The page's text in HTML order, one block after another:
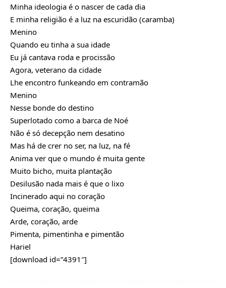
Minha ideologia é o nascer de cada dia
E minha religião é a luz na escuridão (caramba)
Menino
Quando eu tinha a sua idade
Eu já cantava roda e procissão
Agora, veterano da cidade
Lhe encontro funkeando em contramão
Menino
Nesse bonde do destino
Superlotado como a barca de Noé
Não é só decepção nem desatino
Mas há de crer no ser, na luz, na fé
Anima ver que o mundo é muita gente
Muito bicho, muita plantação
Desilusão nada mais é que o lixo
Incinerado aqui no coração
Queima, coração, queima
Arde, coração, arde
Pimenta, pimentinha e pimentão
Hariel
[download id=”4391″]